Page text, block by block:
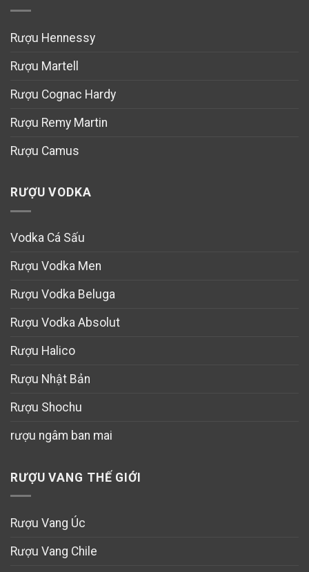
Rượu Hennessy
Rượu Martell
Rượu Cognac Hardy
Rượu Remy Martin
Rượu Camus
RƯỢU VODKA
Vodka Cá Sấu
Rượu Vodka Men
Rượu Vodka Beluga
Rượu Vodka Absolut
Rượu Halico
Rượu Nhật Bản
Rượu Shochu
rượu ngâm ban mai
RƯỢU VANG THẾ GIỚI
Rượu Vang Úc
Rượu Vang Chile